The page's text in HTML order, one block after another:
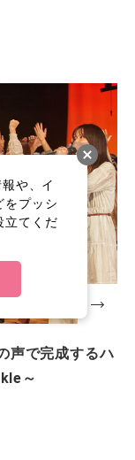
声で完成するハ
～
や、イ
をプッシ
立てくだ